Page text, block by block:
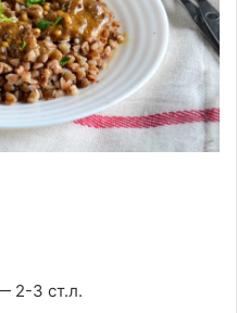
2-3 ст.л.